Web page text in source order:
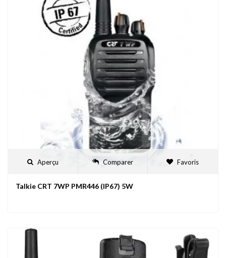
Aperçu Comparer Favoris
Talkie CRT 7WP PMR446 (IP67) 5W